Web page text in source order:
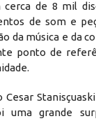
cerca de 8 mil
de som e
da música e da
ponto de
Cesar
uma grande